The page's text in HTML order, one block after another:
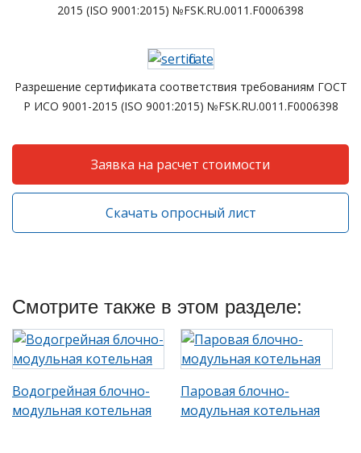
2015 (ISO 9001:2015) №FSK.RU.0011.F0006398
Разрешение сертификата соответствия требованиям ГОСТ
Р ИСО 9001-2015 (ISO 9001:2015) №FSK.RU.0011.F0006398
Заявка на расчет стоимости
Скачать опросный лист
Смотрите также в этом разделе:
Водогрейная блочно-
модульная котельная
Паровая блочно-
модульная котельная